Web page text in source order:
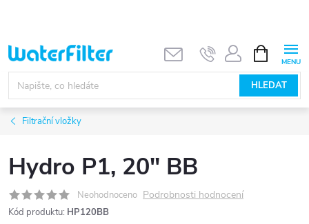
obsah
HLEDAT
NÁKUPNÍ
KOŠÍK
Filtrační vložky
Hydro P1, 20" BB
Neohodnoceno Podrobnosti hodnocení
Kód produktu: HP120BB